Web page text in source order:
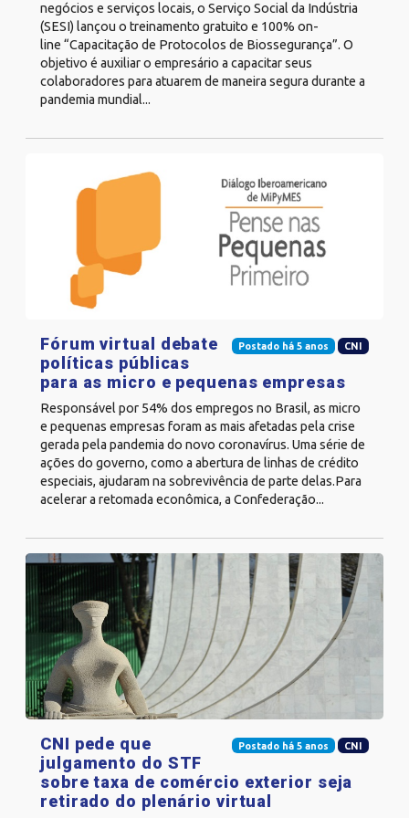
negócios e serviços locais, o Serviço Social da Indústria
(SESI) lançou o treinamento gratuito e 100% on-
line “Capacitação de Protocolos de Biossegurança”. O
objetivo é auxiliar o empresário a capacitar seus
colaboradores para atuarem de maneira segura durante a
pandemia mundial...
Postado há 5 anos CNI
Fórum virtual debate
políticas públicas
para as micro e pequenas empresas
Responsável por 54% dos empregos no Brasil, as micro
e pequenas empresas foram as mais afetadas pela crise
gerada pela pandemia do novo coronavírus. Uma série de
ações do governo, como a abertura de linhas de crédito
especiais, ajudaram na sobrevivência de parte delas.Para
acelerar a retomada econômica, a Confederação...
Postado há 5 anos CNI
CNI pede que
julgamento do STF
sobre taxa de comércio exterior seja
retirado do plenário virtual